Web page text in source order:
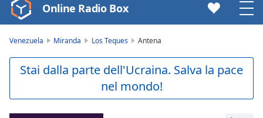
Video
Player
Play
Video
Skip
Online Radio Box
Venezuela Miranda Los Teques Antena
Stai dalla parte dell'Ucraina. Salva la pace
nel mondo!